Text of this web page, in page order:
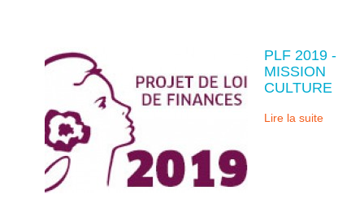
PLF 2019 -
MISSION
CULTURE
Lire la suite